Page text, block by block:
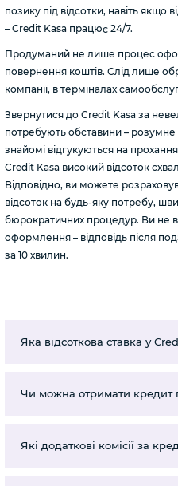
позику під відсотки, навіть якщо
– Credit Kasa працює 24/7.
Продуманий не лише процес
повернення коштів. Слід лише
компанії, в терміналах
Звернутися до Credit Kasa за
потребують обставини – розумне
знайомі відгукуються на
Credit Kasa високий відсоток
Відповідно, ви можете
відсоток на будь-яку потребу,
бюрократичних процедур. Ви не
оформлення – відповідь після
за 10 хвилин.
Яка відсоткова ставка у
Чи можна отримати кредит
Які додаткові комісії за